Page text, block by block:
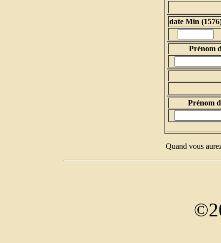
date Min
Prénom
Prénom
Quand vous